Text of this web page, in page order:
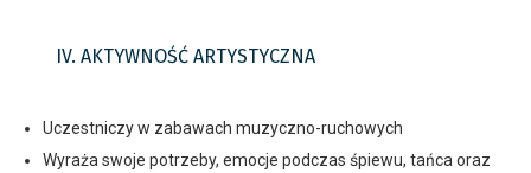
IV. AKTYWNOŚĆ ARTYSTYCZNA
Uczestniczy w zabawach muzyczno-ruchowych
Wyraża swoje potrzeby, emocje podczas śpiewu, tańca oraz